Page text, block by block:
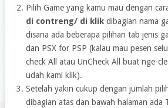
Pilih Game yang kamu mau dengan
di contreng/ di klik dibagian nama
disana ada beberapa pilihan tab jenis
dan PSX for PSP (kalau mau pesen
check All atau UnCheck All buat nge-
udah kami klik).
Setelah yakin cukup dengan jumlah
dibagian atas dan bawah halaman ada